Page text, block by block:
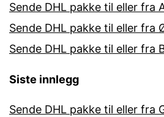
Sende DHL pakke til eller fra
Sende DHL pakke til eller fra
Sende DHL pakke til eller fra
Siste innlegg
Sende DHL pakke til eller fra